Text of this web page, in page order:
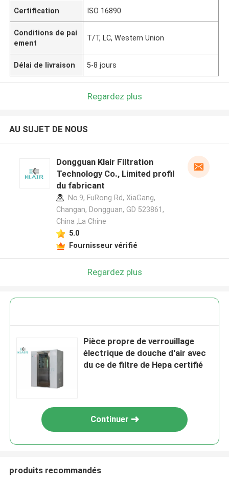
Certification ISO 16890
Conditions de pai
ement
T/T, LC, Western Union
Délai de livraison 5-8 jours
Regardez plus
AU SUJET DE NOUS
Dongguan Klair Filtration
Technology Co., Limited profil
du fabricant
No.9, FuRong Rd, XiaGang,
Changan, Dongguan, GD 523861,
China ,La Chine
5.0
Fournisseur vérifié
Regardez plus
Pièce propre de verrouillage
électrique de douche d'air avec
du ce de filtre de Hepa certifié
Continuer
produits recommandés